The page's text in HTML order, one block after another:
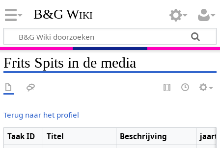
B&G Wiki
Frits Spits in de media
Terug naar het profiel
Taak ID Titel Beschrijving